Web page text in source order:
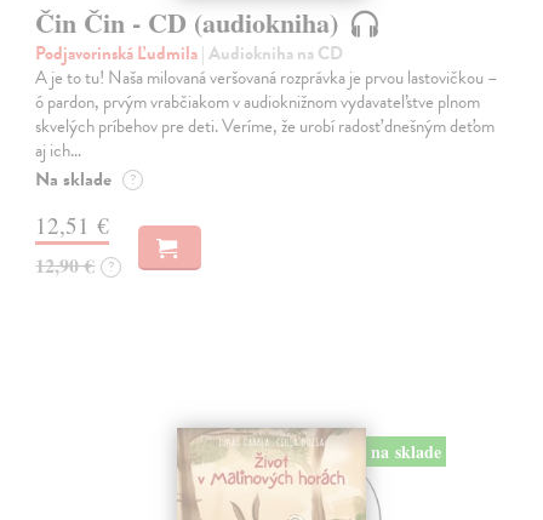
Čin Čin - CD (audiokniha)
Podjavorinská Ľudmila| Audiokniha na CD
A je to tu! Naša milovaná veršovaná rozprávka je prvou lastovičkou –
ó pardon, prvým vrabčiakom v audioknižnom vydavateľstve plnom
skvelých príbehov pre deti. Veríme, že urobí radosť dnešným deťom
aj ich…
Na sklade ?
12,51 €
12,90 € ?
na sklade